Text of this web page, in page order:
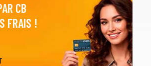
CB
FRAIS !